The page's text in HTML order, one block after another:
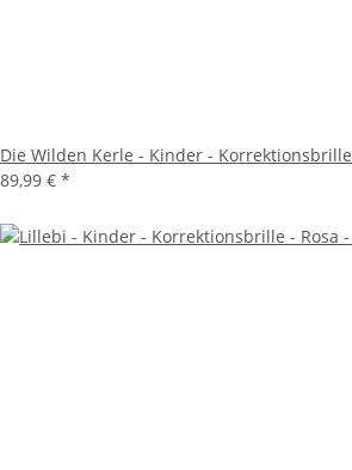
Die Wilden Kerle - Kinder -
89,99 € *